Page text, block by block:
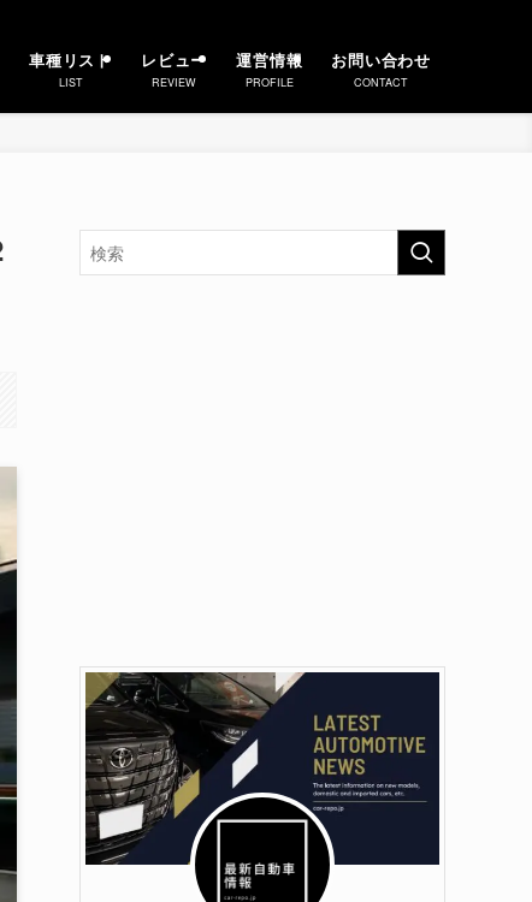
車種リスト
LIST
レビュー
REVIEW
運営情報
PROFILE
お問い合わせ
CONTACT